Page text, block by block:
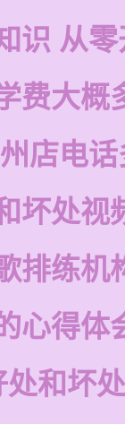
识 从
费大概
店电
坏处视
排练机
心得体
和坏处